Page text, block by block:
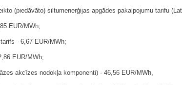
(piedāvāto) siltumenerģijas apgādes pakalpojumu tarifu
EUR/MWh;
- 6,67 EUR/MWh;
EUR/MWh;
akcīzes nodokļa komponenti) - 46,56 EUR/MWh,